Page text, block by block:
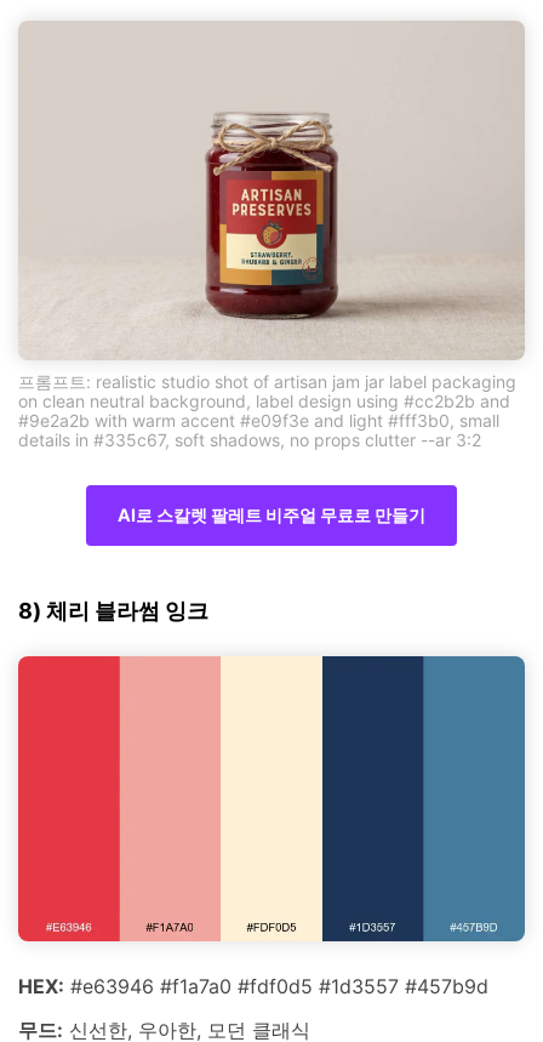
프롬프트: realistic studio shot of artisan jam jar label packaging
on clean neutral background, label design using #cc2b2b and
#9e2a2b with warm accent #e09f3e and light #fff3b0, small
details in #335c67, soft shadows, no props clutter --ar 3:2
AI로 스칼렛 팔레트 비주얼 무료로 만들기
8) 체리 블라썸 잉크
HEX: #e63946 #f1a7a0 #fdf0d5 #1d3557 #457b9d
무드: 신선한, 우아한, 모던 클래식